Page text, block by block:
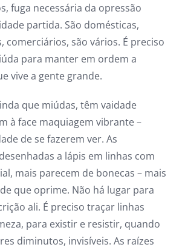
fuga necessária da opressão
partida. São domésticas,
comerciários, são vários. É preciso
para manter em ordem a
vive a gente grande.
que miúdas, têm vaidade
à face maquiagem vibrante –
de se fazerem ver. As
a lápis em linhas com
mais parecem de bonecas – mais
que oprime. Não há lugar para
ali. É preciso traçar linhas
para existir e resistir, quando
diminutos, invisíveis. As raízes